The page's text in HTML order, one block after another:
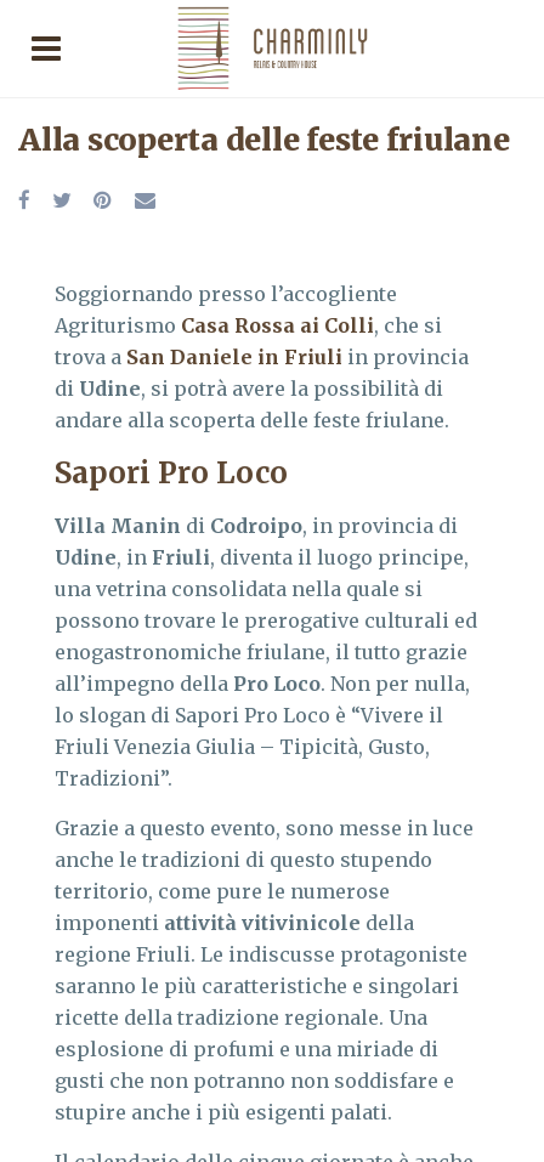
Alla scoperta delle feste friulane
Soggiornando presso l’accogliente
Agriturismo Casa Rossa ai Colli, che si
trova a San Daniele in Friuli in provincia
di Udine, si potrà avere la possibilità di
andare alla scoperta delle feste friulane.
Sapori Pro Loco
Villa Manin di Codroipo, in provincia di
Udine, in Friuli, diventa il luogo principe,
una vetrina consolidata nella quale si
possono trovare le prerogative culturali ed
enogastronomiche friulane, il tutto grazie
all’impegno della Pro Loco. Non per nulla,
lo slogan di Sapori Pro Loco è “Vivere il
Friuli Venezia Giulia – Tipicità, Gusto,
Tradizioni”.
Grazie a questo evento, sono messe in luce
anche le tradizioni di questo stupendo
territorio, come pure le numerose
imponenti attività vitivinicole della
regione Friuli. Le indiscusse protagoniste
saranno le più caratteristiche e singolari
ricette della tradizione regionale. Una
esplosione di profumi e una miriade di
gusti che non potranno non soddisfare e
stupire anche i più esigenti palati.